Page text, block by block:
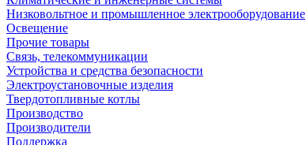
Низковольтное и промышленное электрооборудование
Освещение
Прочие товары
Связь, телекоммуникации
Устройства и средства безопасности
Электроустановочные изделия
Твердотопливные котлы
Производство
Производители
Поддержка